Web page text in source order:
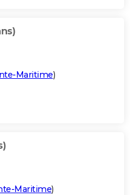
Maritime)
Maritime)